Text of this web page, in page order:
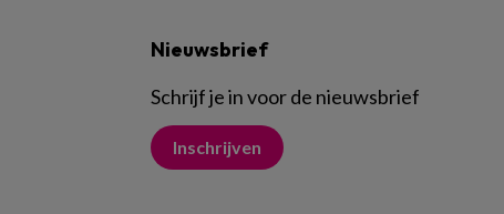
Nieuwsbrief
Schrijf je in voor de nieuwsbrief
Inschrijven